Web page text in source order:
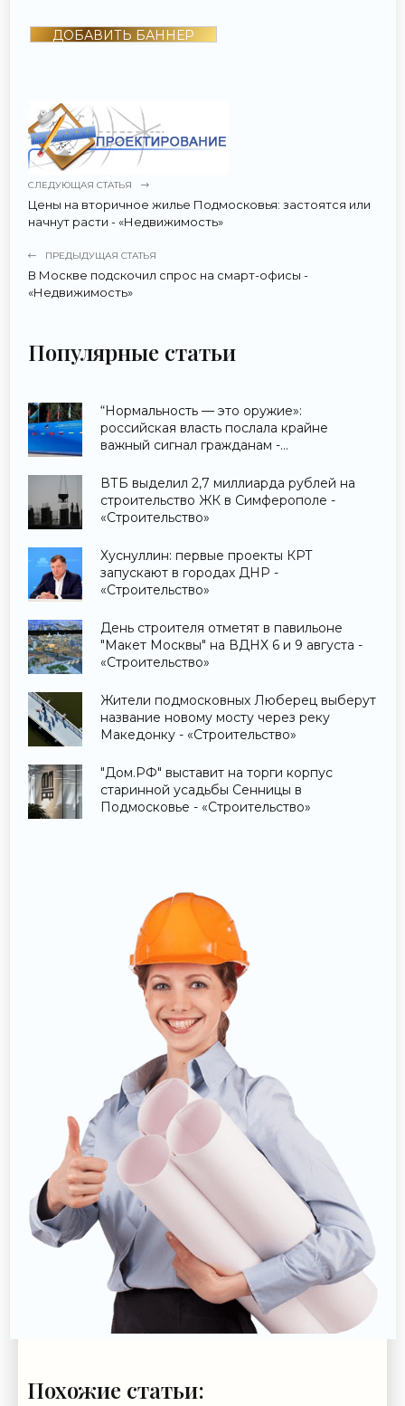
ДОБАВИТЬ БАННЕР
СЛЕДУЮЩАЯ СТАТЬЯ
Цены на вторичное жилье Подмосковья: застоятся или
начнут расти - «Недвижимость»
ПРЕДЫДУЩАЯ СТАТЬЯ
В Москве подскочил спрос на смарт-офисы -
«Недвижимость»
Популярные статьи
“Нормальность — это оружие»:
российская власть послала крайне
важный сигнал гражданам -
ВТБ выделил 2,7 миллиарда рублей на
строительство ЖК в Симферополе -
«Строительство»
Хуснуллин: первые проекты КРТ
запускают в городах ДНР -
«Строительство»
День строителя отметят в павильоне
"Макет Москвы" на ВДНХ 6 и 9 августа -
«Строительство»
Жители подмосковных Люберец выберут
название новому мосту через реку
Македонку - «Строительство»
"Дом.РФ" выставит на торги корпус
старинной усадьбы Сенницы в
Подмосковье - «Строительство»
Похожие статьи: